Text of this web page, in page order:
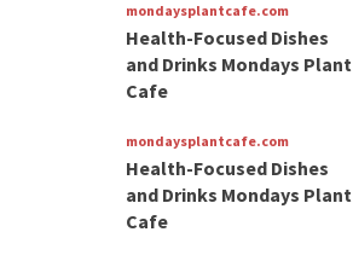
mondaysplantcafe.com
Health-Focused Dishes
and Drinks Mondays Plant
Cafe
mondaysplantcafe.com
Health-Focused Dishes
and Drinks Mondays Plant
Cafe